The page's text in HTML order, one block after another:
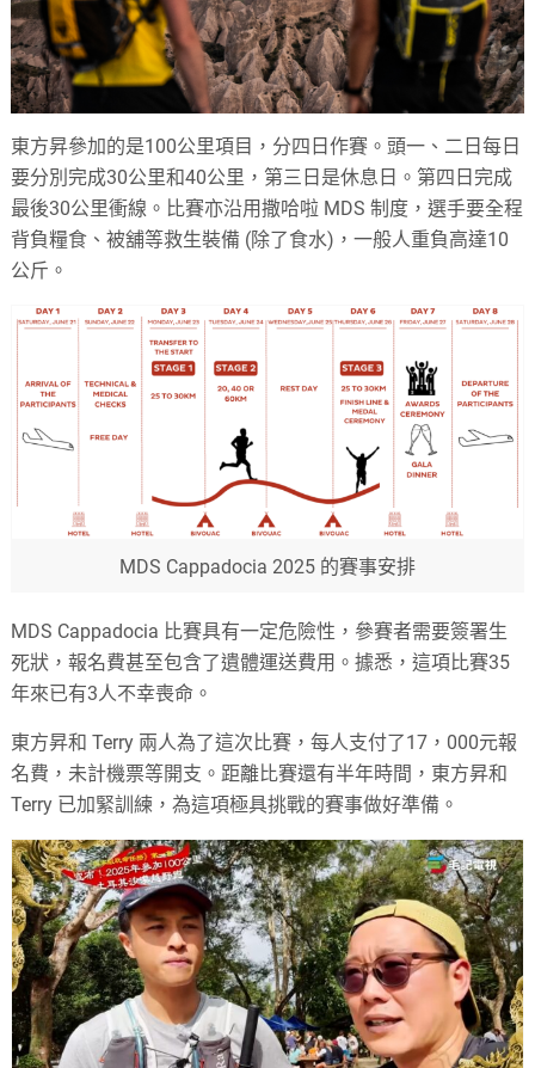
東方昇參加的是100公里項目，分四日作賽。頭一、二日每日
要分別完成30公里和40公里，第三日是休息日。第四日完成
最後30公里衝線。比賽亦沿用撒哈啦 MDS 制度，選手要全程
背負糧食、被舖等救生裝備 (除了食水)，一般人重負高達10
公斤。
MDS Cappadocia 2025 的賽事安排
MDS Cappadocia 比賽具有一定危險性，參賽者需要簽署生
死狀，報名費甚至包含了遺體運送費用。據悉，這項比賽35
年來已有3人不幸喪命。
東方昇和 Terry 兩人為了這次比賽，每人支付了17，000元報
名費，未計機票等開支。距離比賽還有半年時間，東方昇和
Terry 已加緊訓練，為這項極具挑戰的賽事做好準備。